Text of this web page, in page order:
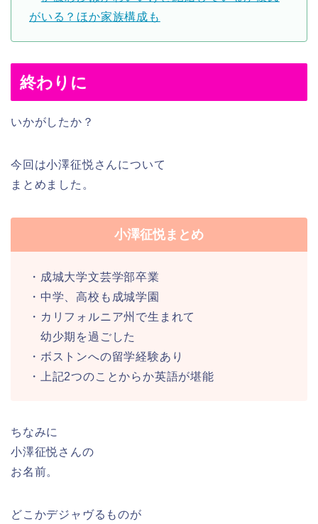
がいる？ほか家族構成も
終わりに
いかがしたか？
今回は小澤征悦さんについて
まとめました。
小澤征悦まとめ
・成城大学文芸学部卒業
・中学、高校も成城学園
・カリフォルニア州で生まれて
幼少期を過ごした
・ボストンへの留学経験あり
・上記2つのことからか英語が堪能
ちなみに
小澤征悦さんの
お名前。
どこかデジャヴるものが